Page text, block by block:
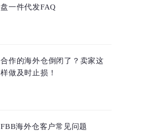
盘一件代发FAQ
合作的海外仓倒闭了？卖家这
样做及时止损！
FBB海外仓客户常见问题